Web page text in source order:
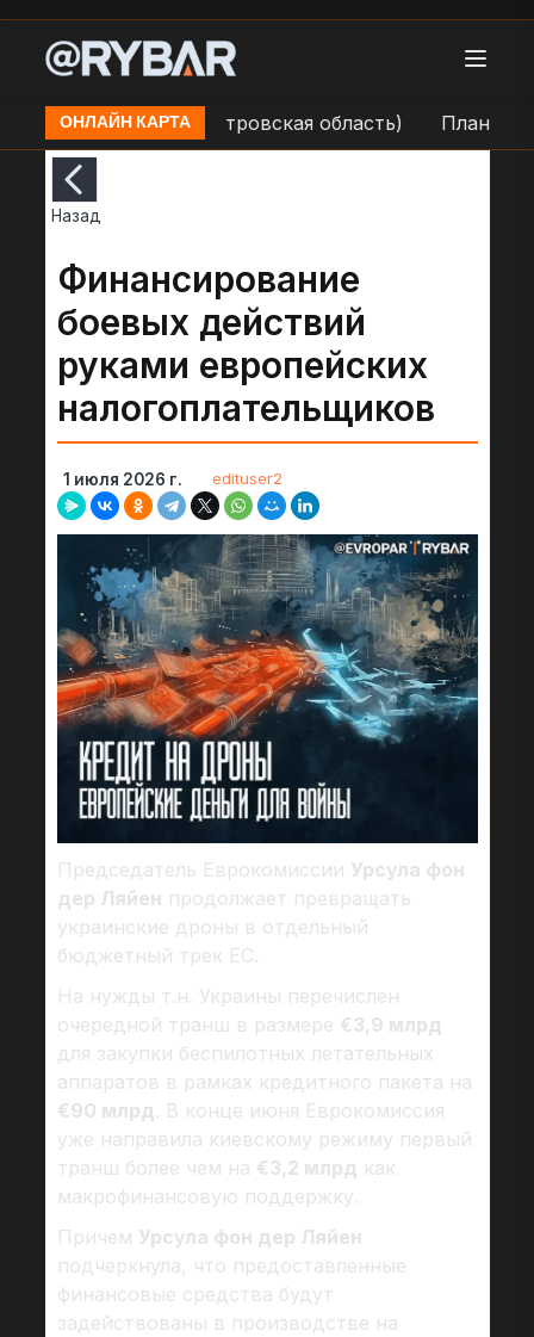
ОНЛАЙН КАРТА
(Днепропетровская область) Плановые
Назад
Финансирование
боевых действий
руками европейских
налогоплательщиков
1 июля 2026 г. edituser2
Председатель Еврокомиссии Урсула фон
дер Ляйен продолжает превращать
украинские дроны в отдельный
бюджетный трек ЕС.
На нужды т.н. Украины перечислен
очередной транш в размере €3,9 млрд
для закупки беспилотных летательных
аппаратов в рамках кредитного пакета на
€90 млрд . В конце июня Еврокомиссия
уже направила киевскому режиму первый
транш более чем на €3,2 млрд как
макрофинансовую поддержку.
Причем Урсула фон дер Ляйен
подчеркнула, что предоставленные
финансовые средства будут
задействованы в производстве на